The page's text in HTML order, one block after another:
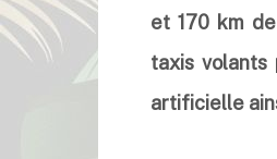
et 170 km
taxis volants
artificielle